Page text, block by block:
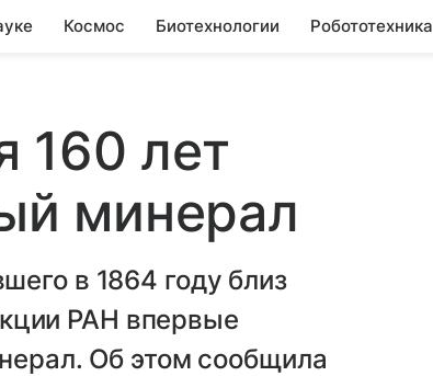
Космос Биотехнологии Робототехника
160 лет
минерал
в 1864 году близ
РАН впервые
Об этом сообщила